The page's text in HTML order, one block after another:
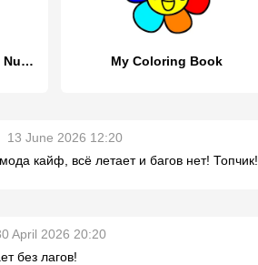
Coloring Book -Paint by Number My Coloring Book
13 June 2026 12:20
кайф, всё летает и багов нет! Топчик!
April 2026 20:20
без лагов!